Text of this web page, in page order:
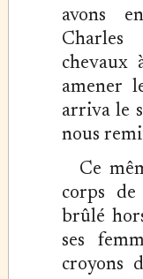
avons
chevaux
amener
arriva le
nous
Ce
corps
brûlé
ses
croyons